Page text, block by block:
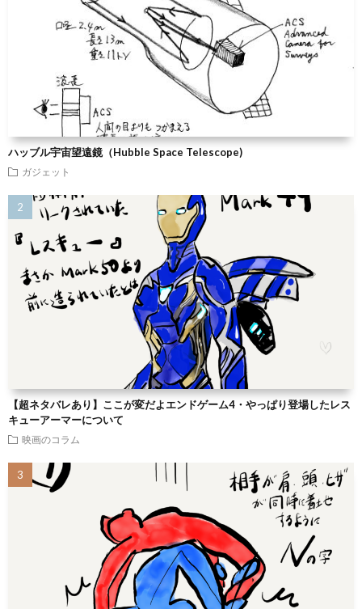
ハッブル宇宙望遠鏡（Hubble Space Telescope)
ガジェット
【超ネタバレあり】ここが変だよエンドゲーム4・やっぱり登場したレス
キューアーマーについて
映画のコラム